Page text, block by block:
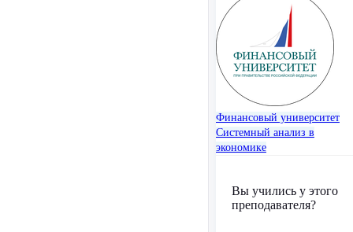
Финансовый университет
Системный анализ в
экономике
Вы учились у этого
преподавателя?